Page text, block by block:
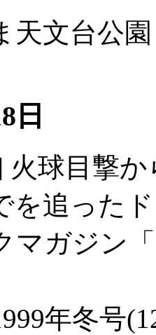
天文台公
日
火球目撃
を追った
マガジン
年冬号